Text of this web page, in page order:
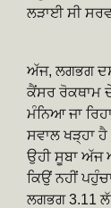
ਲੜਾਈ ਸੀ
ਅੱਜ, ਲਗਭਗ
ਕੈਂਸਰ ਰੋਕਥਾਮ
ਮੰਨਿਆ ਜਾ
ਸਵਾਲ ਖੜ੍ਹਾ
ਉਹੀ ਸੂਬਾ ਅੱਜ
ਕਿਉਂ ਨਹੀਂ
ਲਗਭਗ 3.11